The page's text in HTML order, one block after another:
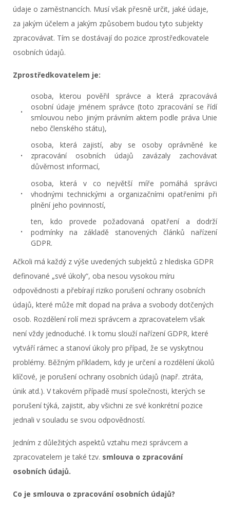
údaje o zaměstnancích. Musí však přesně určit, jaké údaje,
za jakým účelem a jakým způsobem budou tyto subjekty
zpracovávat. Tím se dostávají do pozice zprostředkovatele
osobních údajů.
Zprostředkovatelem je:
osoba, kterou pověřil správce a která zpracovává
osobní údaje jménem správce (toto zpracování se řídí
smlouvou nebo jiným právním aktem podle práva Unie
nebo členského státu),
osoba, která zajistí, aby se osoby oprávněné ke
zpracování osobních údajů zavázaly zachovávat
důvěrnost informací,
osoba, která v co největší míře pomáhá správci
vhodnými technickými a organizačními opatřeními při
plnění jeho povinností,
ten, kdo provede požadovaná opatření a dodrží
podmínky na základě stanovených článků nařízení
GDPR.
Ačkoli má každý z výše uvedených subjektů z hlediska GDPR
definované „své úkoly“, oba nesou vysokou míru
odpovědnosti a přebírají riziko porušení ochrany osobních
údajů, které může mít dopad na práva a svobody dotčených
osob. Rozdělení rolí mezi správcem a zpracovatelem však
není vždy jednoduché. I k tomu slouží nařízení GDPR, které
vytváří rámec a stanoví úkoly pro případ, že se vyskytnou
problémy. Běžným příkladem, kdy je určení a rozdělení úkolů
klíčové, je porušení ochrany osobních údajů (např. ztráta,
únik atd.). V takovém případě musí společnosti, kterých se
porušení týká, zajistit, aby všichni ze své konkrétní pozice
jednali v souladu se svou odpovědností.
Jedním z důležitých aspektů vztahu mezi správcem a
zpracovatelem je také tzv. smlouva o zpracování
osobních údajů.
Co je smlouva o zpracování osobních údajů?